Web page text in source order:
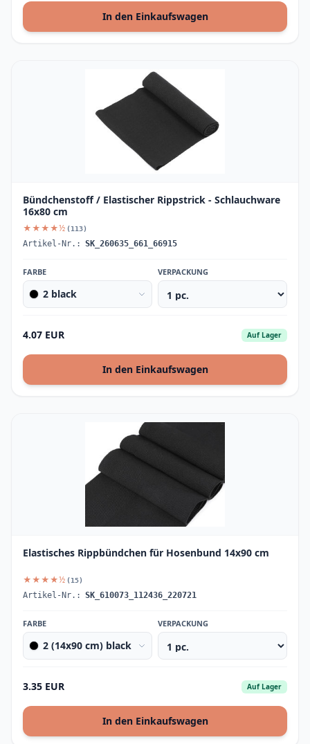
In den Einkaufswagen
Bündchenstoff / Elastischer Rippstrick - Schlauchware
16x80 cm
★★★★½ (113)
Artikel-Nr.: SK_260635_661_66915
FARBE
2 black
VERPACKUNG
4.07 EUR Auf Lager
In den Einkaufswagen
Elastisches Rippbündchen für Hosenbund 14x90 cm
★★★★½ (15)
Artikel-Nr.: SK_610073_112436_220721
FARBE
2 (14x90 cm) black
VERPACKUNG
3.35 EUR Auf Lager
In den Einkaufswagen